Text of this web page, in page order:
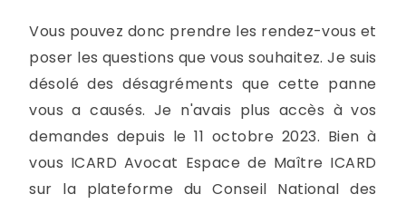
Vous pouvez donc prendre les rendez-vous et
poser les questions que vous souhaitez. Je suis
désolé des désagréments que cette panne
vous a causés. Je n'avais plus accès à vos
demandes depuis le 11 octobre 2023. Bien à
vous ICARD Avocat Espace de Maître ICARD
sur la plateforme du Conseil National des